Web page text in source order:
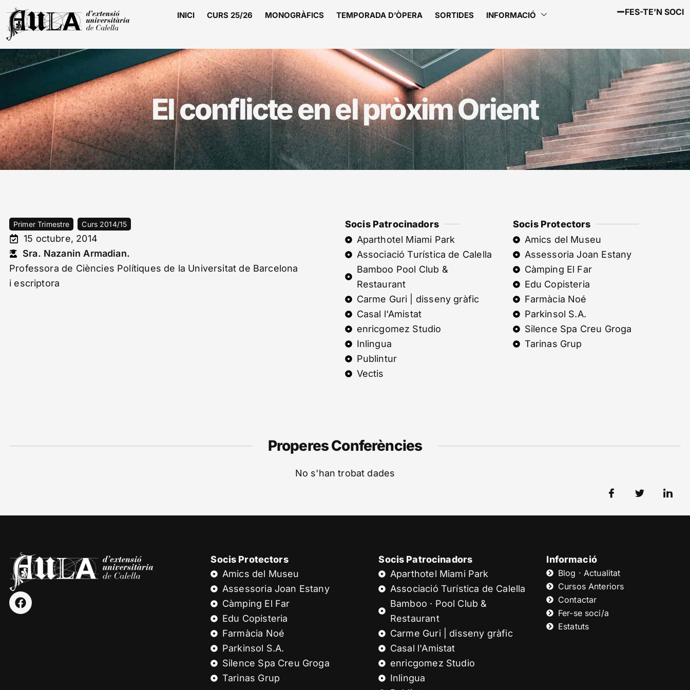
INICI CURS 25/26 MONOGRÀFICS TEMPORADA D’ÒPERA SORTIDES INFORMACIÓ FES-TE'N SOCI
El conflicte en el pròxim Orient
Primer Trimestre Curs 2014/15
15 octubre, 2014
Sra. Nazanin Armadian.
Professora de Ciències Polítiques de la Universitat de Barcelona
i escriptora
Socis Patrocinadors
Aparthotel Miami Park
Associació Turística de Calella
Bamboo Pool Club &
Restaurant
Carme Guri | disseny gràfic
Casal l'Amistat
enricgomez Studio
Inlingua
Publintur
Vectis
Socis Protectors
Amics del Museu
Assessoria Joan Estany
Càmping El Far
Edu Copisteria
Farmàcia Noé
Parkinsol S.A.
Silence Spa Creu Groga
Tarinas Grup
Properes Conferències
No s'han trobat dades
Socis Protectors
Amics del Museu
Assessoria Joan Estany
Càmping El Far
Edu Copisteria
Farmàcia Noé
Parkinsol S.A.
Silence Spa Creu Groga
Tarinas Grup
Socis Patrocinadors
Aparthotel Miami Park
Associació Turística de Calella
Bamboo · Pool Club &
Restaurant
Carme Guri | disseny gràfic
Casal l'Amistat
enricgomez Studio
Inlingua
Informació
Blog · Actualitat
Cursos Anteriors
Contactar
Fer-se soci/a
Estatuts